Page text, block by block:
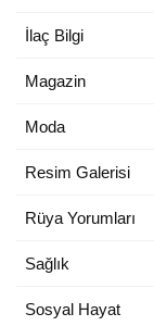
İlaç Bilgi
Magazin
Moda
Resim Galerisi
Rüya Yorumları
Sağlık
Sosyal Hayat